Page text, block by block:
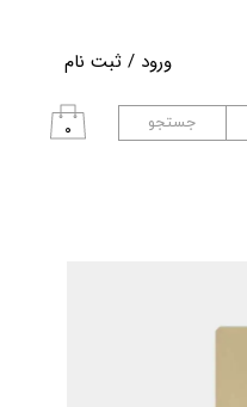
۰
ورود / ثبت نام
جستجو